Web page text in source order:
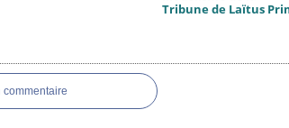
Tribune de Laïtus
commentaire